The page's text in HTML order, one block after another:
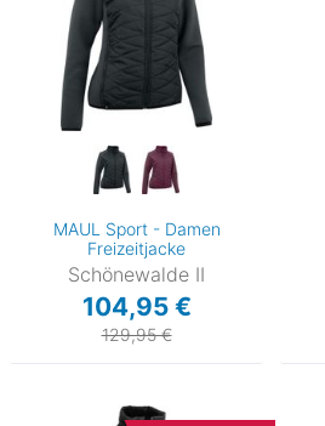
MAUL Sport - Damen
Freizeitjacke
Schönewalde II
104,95 €
129,95 €